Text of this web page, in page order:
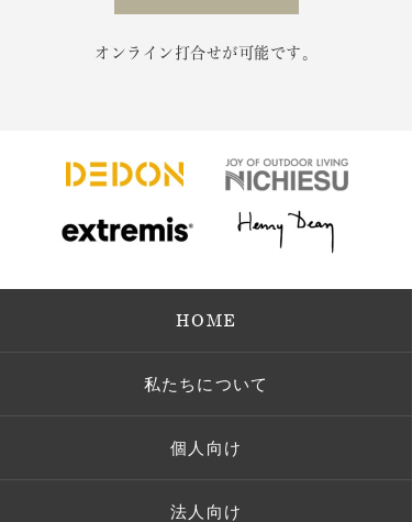
オンライン打合せが可能です。
HOME
私たちについて
個人向け
法人向け